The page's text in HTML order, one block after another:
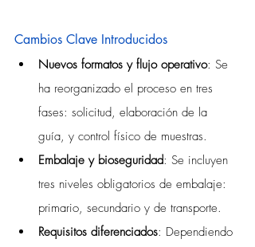
Cambios Clave Introducidos
Nuevos formatos y flujo operativo: Se
ha reorganizado el proceso en tres
fases: solicitud, elaboración de la
guía, y control físico de muestras.
Embalaje y bioseguridad: Se incluyen
tres niveles obligatorios de embalaje:
primario, secundario y de transporte.
Requisitos diferenciados: Dependiendo